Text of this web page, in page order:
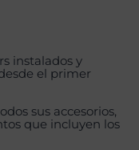
instalados y
el primer
sus accesorios,
que incluyen los